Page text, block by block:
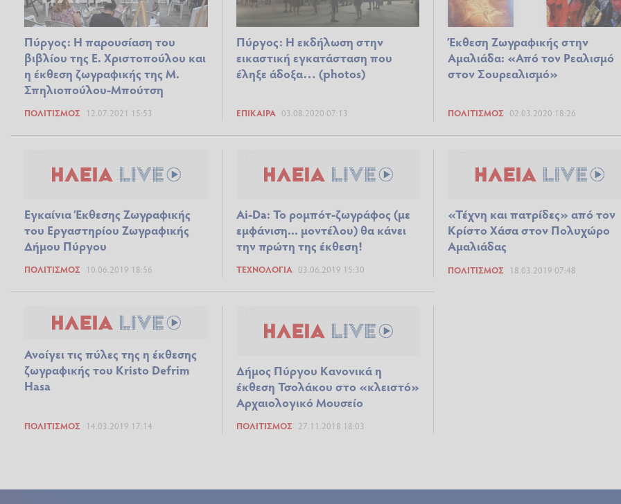
Πύργος: Η παρουσίαση του
βιβλίου της Ε. Χριστοπούλου και
η έκθεση ζωγραφικής της Μ.
Σπηλιοπούλου-Μπούτση
ΠΟΛΙΤΙΣΜΌΣ 12.07.2021 15:53
Πύργος: Η εκδήλωση στην
εικαστική εγκατάσταση που
έληξε άδοξα… (photos)
ΕΠΊΚΑΙΡΑ 03.08.2020 07:13
Έκθεση Ζωγραφικής στην
Αμαλιάδα: «Από τον Ρεαλισμό
στον Σουρεαλισμό»
ΠΟΛΙΤΙΣΜΌΣ 02.03.2020 18:26
Εγκαίνια Έκθεσης Ζωγραφικής
του Εργαστηρίου Ζωγραφικής
Δήμου Πύργου
ΠΟΛΙΤΙΣΜΌΣ 10.06.2019 18:56
Ai-Da: Το ρομπότ-ζωγράφος (με
εμφάνιση... μοντέλου) θα κάνει
την πρώτη της έκθεση!
ΤΕΧΝΟΛΟΓΊΑ 03.06.2019 15:30
«Τέχνη και πατρίδες» από τον
Κρίστο Χάσα στον Πολυχώρο
Αμαλιάδας
ΠΟΛΙΤΙΣΜΌΣ 18.03.2019 07:48
Ανοίγει τις πύλες της η έκθεσης
ζωγραφικής του Kristo Defrim
Hasa
ΠΟΛΙΤΙΣΜΌΣ 14.03.2019 17:14
Δήμος Πύργου Κανονικά η
έκθεση Τσολάκου στο «κλειστό»
Αρχαιολογικό Μουσείο
ΠΟΛΙΤΙΣΜΌΣ 27.11.2018 18:03